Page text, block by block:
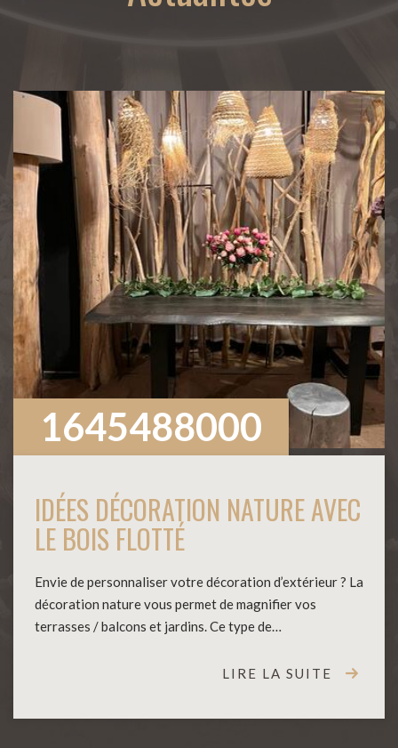
1645488000
IDÉES DÉCORATION NATURE AVEC
LE BOIS FLOTTÉ
Envie de personnaliser votre décoration d’extérieur ? La
décoration nature vous permet de magnifier vos
terrasses / balcons et jardins. Ce type de…
LIRE LA SUITE